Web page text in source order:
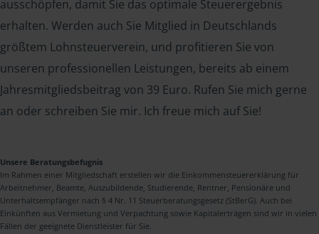
ausschöpfen, damit Sie das optimale Steuerergebnis
erhalten. Werden auch Sie Mitglied in Deutschlands
größtem Lohnsteuerverein, und profitieren Sie von
unseren professionellen Leistungen, bereits ab einem
Jahresmitgliedsbeitrag von 39 Euro. Rufen Sie mich gerne
an oder schreiben Sie mir. Ich freue mich auf Sie!
Unsere Beratungsbefugnis
Im Rahmen einer Mitgliedschaft erstellen wir die Einkommensteuererklärung für
Arbeitnehmer, Beamte, Auszubildende, Studierende, Rentner, Pensionäre und
Unterhaltsempfänger nach § 4 Nr. 11 Steuerberatungsgesetz (StBerG). Auch bei
Einkünften aus Vermietung und Verpachtung sowie Kapitalerträgen sind wir in vielen
Fällen der geeignete Dienstleister für Sie.